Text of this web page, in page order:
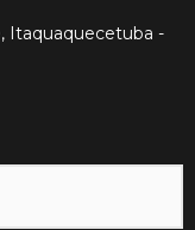
Itaquaquecetuba -